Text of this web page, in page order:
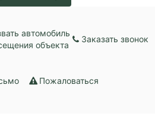
автомобиль
объекта
Заказать звонок
Пожаловаться